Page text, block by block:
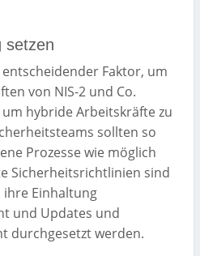
setzen
Faktor, um
von NIS-2 und Co.
hybride Arbeitskräfte zu
sollten so
Prozesse wie möglich
Sicherheitsrichtlinien sind
Einhaltung
und Updates und
durchgesetzt werden.